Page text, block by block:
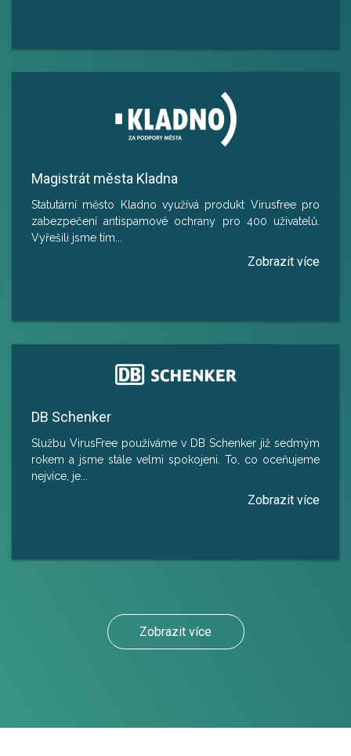
Magistrát města Kladna
Statutární město Kladno využívá produkt Virusfree pro
zabezpečení antispamové ochrany pro 400 uživatelů.
Vyřešili jsme tím
DB Schenker
Službu VirusFree používáme v DB Schenker již sedmým
rokem a jsme stále velmi spokojeni. To, co oceňujeme
nejvíce, je
Zobrazit více